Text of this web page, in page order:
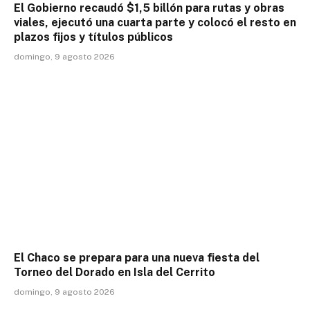
El Gobierno recaudó $1,5 billón para rutas y obras
viales, ejecutó una cuarta parte y colocó el resto en
plazos fijos y títulos públicos
domingo, 9 agosto 2026
El Chaco se prepara para una nueva fiesta del
Torneo del Dorado en Isla del Cerrito
domingo, 9 agosto 2026